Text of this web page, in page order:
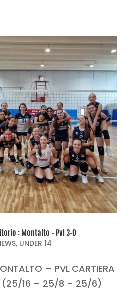
: Montalto – Pvl 3-0
, UNDER 14
– PVL CARTIERA
(25/16 – 25/8 – 25/6)